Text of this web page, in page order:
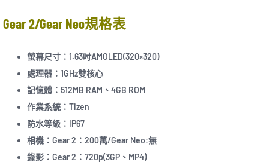
Gear 2/Gear Neo規格表
螢幕尺寸：1.63吋AMOLED(320×320)
處理器：1GHz雙核心
記憶體：512MB RAM、4GB ROM
作業系統：Tizen
防水等級：IP67
相機：Gear 2：200萬/Gear Neo:無
錄影：Gear 2：720p(3GP、MP4)